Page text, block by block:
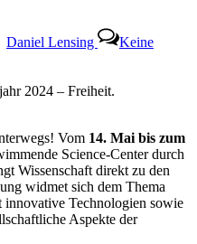
Daniel Lensing
Keine
2024 – Freiheit.
Vom 14. Mai bis zum
Science-Center durch
Wissenschaft direkt zu den
widmet sich dem Thema
innovative Technologien sowie
Aspekte der